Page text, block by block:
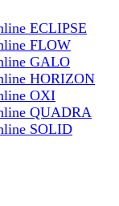
ECLIPSE
FLOW
GALO
HORIZON
OXI
QUADRA
SOLID